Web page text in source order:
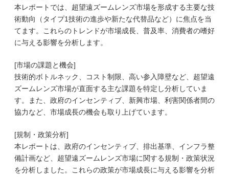
本レポートでは、超望遠ズームレンズ市場を形成する主要な技
術動向（タイプ1技術の進歩や新たな代替品など）に焦点を当
てます。これらのトレンドが市場成長、普及率、消費者の嗜好
に与える影響を分析します。
[市場の課題と機会]
技術的ボトルネック、コスト制限、高い参入障壁など、超望遠
ズームレンズ市場が直面する主な課題を特定し分析していま
す。また、政府のインセンティブ、新興市場、利害関係者間の
協力など、市場成長の機会も取り上げています。
[規制・政策分析]
本レポートは、政府のインセンティブ、排出基準、インフラ整
備計画など、超望遠ズームレンズ市場に関する規制・政策状況
を分析しました。これらの政策が市場成長に与える影響を分析